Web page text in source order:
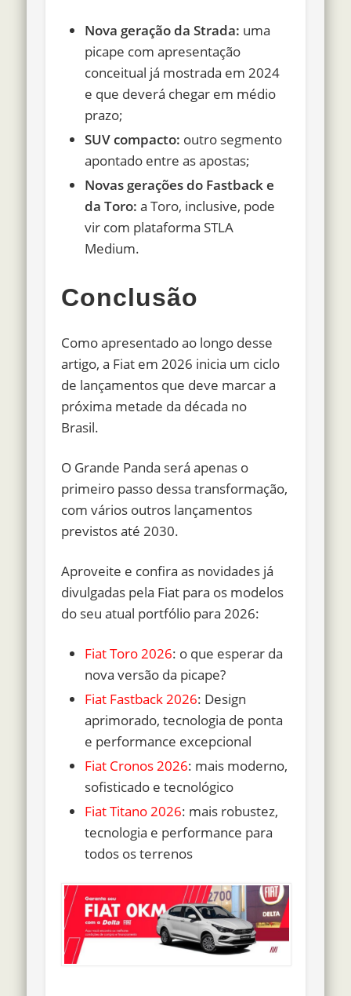
Nova geração da Strada: uma
picape com apresentação
conceitual já mostrada em 2024
e que deverá chegar em médio
prazo;
SUV compacto: outro segmento
apontado entre as apostas;
Novas gerações do Fastback e
da Toro: a Toro, inclusive, pode
vir com plataforma STLA
Medium.
Conclusão
Como apresentado ao longo desse
artigo, a Fiat em 2026 inicia um ciclo
de lançamentos que deve marcar a
próxima metade da década no
Brasil.
O Grande Panda será apenas o
primeiro passo dessa transformação,
com vários outros lançamentos
previstos até 2030.
Aproveite e confira as novidades já
divulgadas pela Fiat para os modelos
do seu atual portfólio para 2026:
Fiat Toro 2026: o que esperar da
nova versão da picape?
Fiat Fastback 2026: Design
aprimorado, tecnologia de ponta
e performance excepcional
Fiat Cronos 2026: mais moderno,
sofisticado e tecnológico
Fiat Titano 2026: mais robustez,
tecnologia e performance para
todos os terrenos